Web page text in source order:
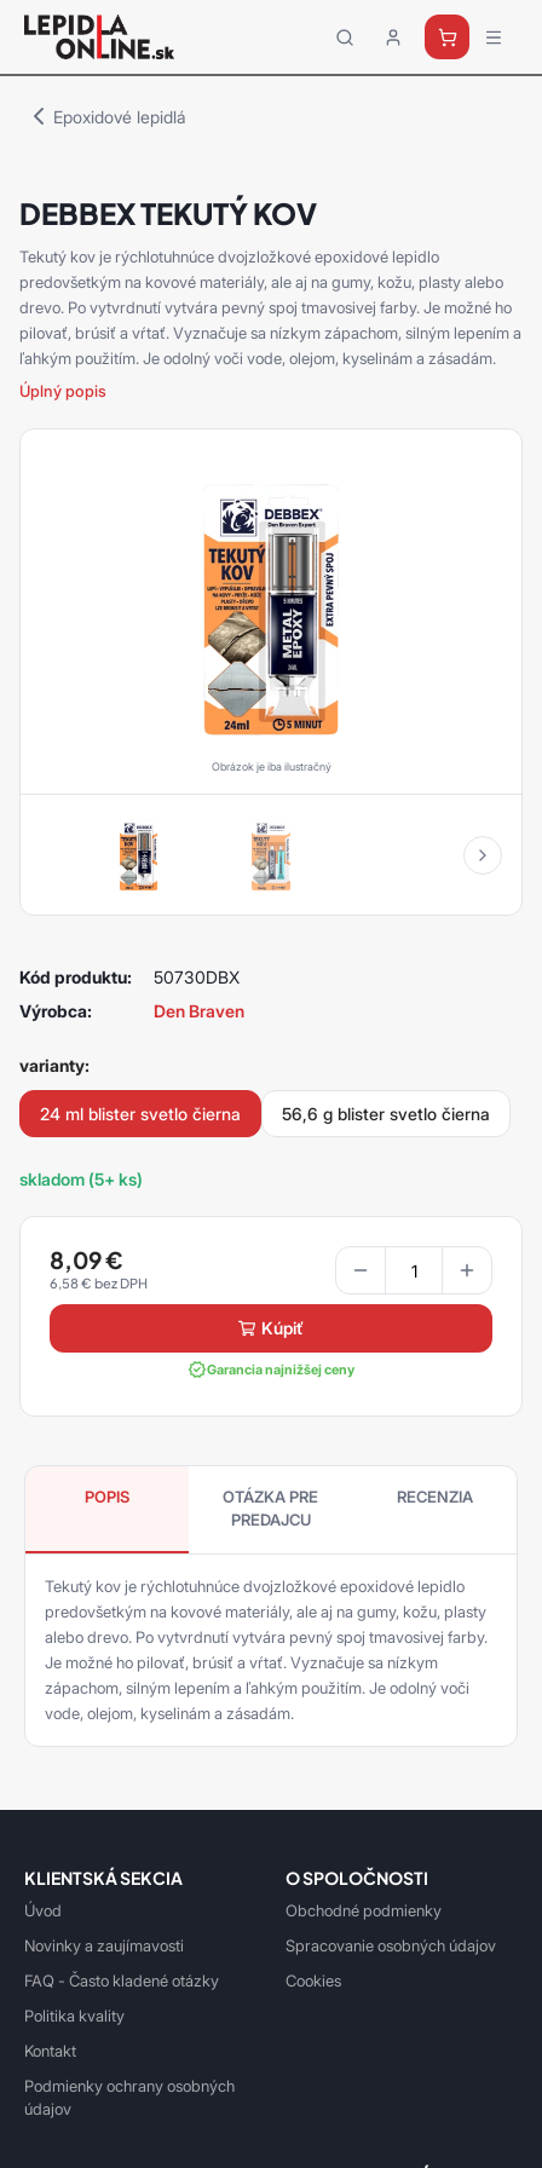
Priemyselné
lepidlá
Epoxidové lepidlá
DEBBEX TEKUTÝ KOV
Tekutý kov je rýchlotuhnúce dvojzložkové epoxidové lepidlo
predovšetkým na kovové materiály, ale aj na gumy, kožu, plasty alebo
drevo. Po vytvrdnutí vytvára pevný spoj tmavosivej farby. Je možné ho
pilovať, brúsiť a vŕtať. Vyznačuje sa nízkym zápachom, silným lepením a
ľahkým použitím. Je odolný voči vode, olejom, kyselinám a zásadám.
Úplný popis
Obrázok je iba ilustračný
Kód produktu:
50730DBX
Výrobca:
Den Braven
varianty:
24 ml blister svetlo čierna 56,6 g blister svetlo čierna
skladom (5+ ks)
8,09€
6,58€
kúpiť
Garancia najnižšej ceny
POPIS
OTÁZKA PRE
PREDAJCU
RECENZIA
Tekutý kov je rýchlotuhnúce dvojzložkové epoxidové lepidlo
predovšetkým na kovové materiály, ale aj na gumy, kožu, plasty
alebo drevo. Po vytvrdnutí vytvára pevný spoj tmavosivej farby.
Je možné ho pilovať, brúsiť a vŕtať. Vyznačuje sa nízkym
zápachom, silným lepením a ľahkým použitím. Je odolný voči
vode, olejom, kyselinám a zásadám.
KLIENTSKÁ SEKCIA
Úvod
Novinky a zaujímavosti
FAQ - Často kladené otázky
Politika kvality
Kontakt
Podmienky ochrany osobných
údajov
O SPOLOČNOSTI
Obchodné podmienky
Spracovanie osobných údajov
Cookies